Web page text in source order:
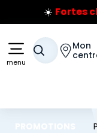
Aller au contenu
Aller à la
☀️ Fortes
Prix
Jusqu'à 120€
menu
Votre recherche
Mon